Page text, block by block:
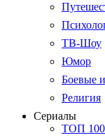
ТВ-Шоу
Юмор
Боевые
Религия
Сериалы
ТОП 100